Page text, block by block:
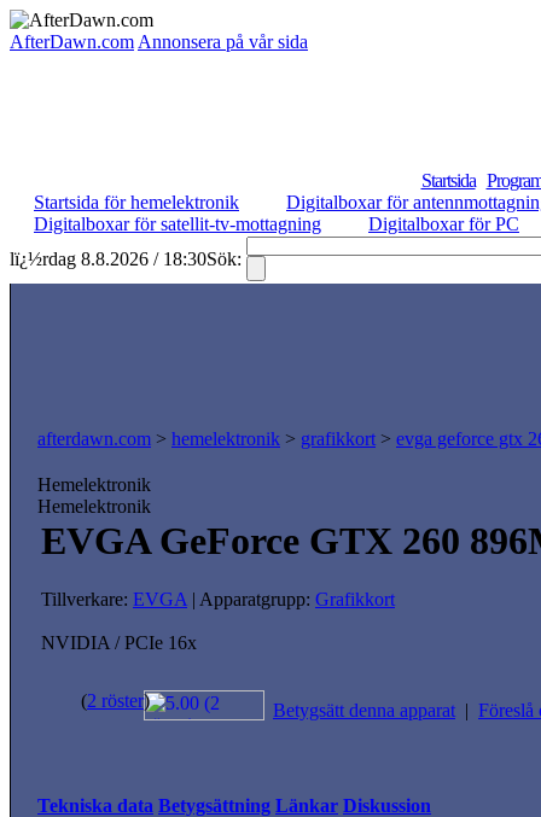
AfterDawn.com Annonsera på vår sida
Startsida
Startsida för hemelektronik
Digitalboxar för
Digitalboxar för satellit-tv-mottagning
Digitalboxar för PC
lï¿½rdag 8.8.2026 / 18:30Sök:
afterdawn.com > hemelektronik > grafikkort > evga geforce gtx
Hemelektronik
Hemelektronik
EVGA GeForce GTX 260
Tillverkare: EVGA | Apparatgrupp: Grafikkort
NVIDIA / PCIe 16x
(2 röster) Betygsätt denna apparat | Föreslå
Tekniska data Betygsättning Länkar Diskussion